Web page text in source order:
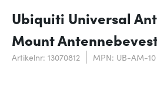
Ubiquiti Universal
Mount
Artikelnr: 13070812 MPN: UB-AM-10